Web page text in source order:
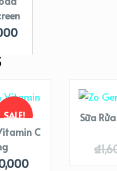
SALE!
C
Sữa
₫